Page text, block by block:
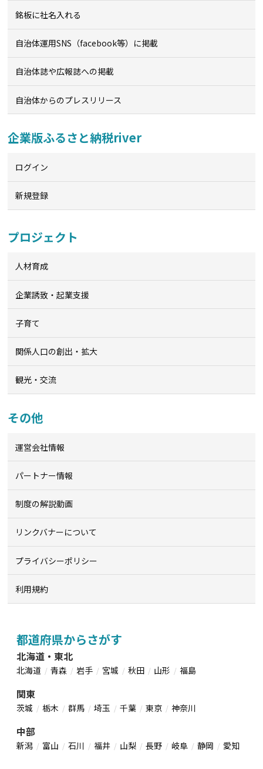
銘板に社名入れる
自治体運用SNS（facebook等）に掲載
自治体誌や広報誌への掲載
自治体からのプレスリリース
企業版ふるさと納税river
ログイン
新規登録
プロジェクト
人材育成
企業誘致・起業支援
子育て
関係人口の創出・拡大
観光・交流
その他
運営会社情報
パートナー情報
制度の解説動画
リンクバナーについて
プライバシーポリシー
利用規約
都道府県からさがす
北海道・東北
北海道 青森 岩手 宮城 秋田 山形 福島
関東
茨城 栃木 群馬 埼玉 千葉 東京 神奈川
中部
新潟 富山 石川 福井 山梨 長野 岐阜 静岡 愛知